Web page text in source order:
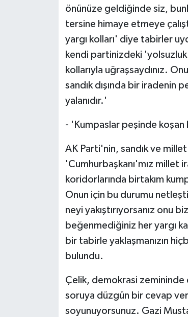
önünüze geldiğinde siz,
tersine himaye etmeye
yargı kolları' diye tabirler
kendi partinizdeki 'yolsuzluk
kollarıyla uğraşsaydınız.
sandık dışında bir iradenin
yalanıdır.'
- 'Kumpaslar peşinde
AK Parti'nin, sandık ve
'Cumhurbaşkanı'mız millet
koridorlarında birtakım
Onun için bu durumu
neyi yakıştırıyorsanız onu
beğenmediğiniz her yargı
bir tabirle yaklaşmanızın
bulundu.
Çelik, demokrasi zemininde
soruya düzgün bir cevap
soyunuyorsunuz. Gazi